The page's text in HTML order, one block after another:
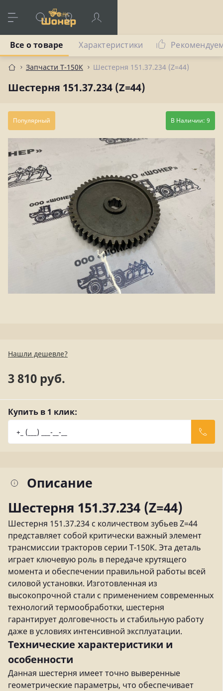
Запчасти Т-150К Шестерня 151.37.234 (Z=44)
Шестерня 151.37.234 (Z=44)
Все о товаре Характеристики
Популярный В Наличии: 9
Нашли дешевле?
3 810 руб.
Купить в 1 клик:
Описание
Шестерня 151.37.234 (Z=44)
Шестерня 151.37.234 с количеством зубьев Z=44
представляет собой критически важный элемент
трансмиссии тракторов серии Т-150К. Эта деталь
играет ключевую роль в передаче крутящего
момента и обеспечении правильной работы всей
силовой установки. Изготовленная из
высокопрочной стали с применением современных
технологий термообработки, шестерня
гарантирует долговечность и стабильную работу
даже в условиях интенсивной эксплуатации.
Технические характеристики и
особенности
Данная шестерня имеет точно выверенные
геометрические параметры, что обеспечивает